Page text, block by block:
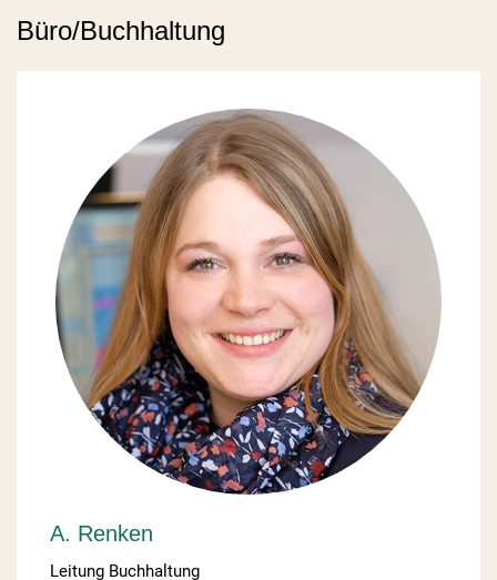
Büro/Buchhaltung
A. Renken
Leitung Buchhaltung